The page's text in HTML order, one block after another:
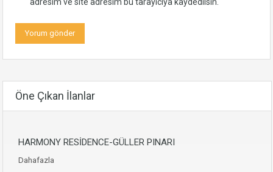
Öne Çıkan İlanlar
HARMONY RESİDENCE-GÜLLER PINARI
Dahafazla